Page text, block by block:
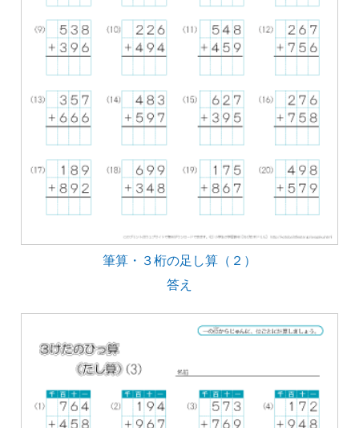
筆算・３桁の足し算（２）
答え